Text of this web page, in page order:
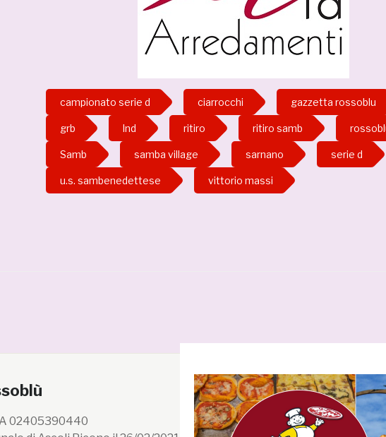
campionato serie d ciarrocchi gazzetta rossoblu
grb lnd ritiro ritiro samb
Samb samba village sarnano serie d
u.s. sambenedettese vittorio massi
02405390440
Segui la